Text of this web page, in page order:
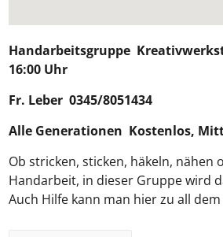
Handarbeitsgruppe
16:00 Uhr
Fr. Leber 0345/8051434
Alle Generationen Kostenlos,
Ob stricken, sticken, häkeln, nähen
Handarbeit, in dieser Gruppe wird
Auch Hilfe kann man hier zu all